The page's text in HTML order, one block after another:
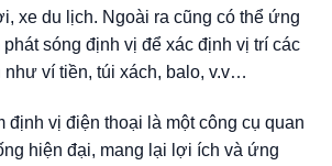
xe du lịch. Ngoài ra cũng có thể ứng
sóng định vị để xác định vị trí các
như ví tiền, túi xách, balo, v.v…
định vị điện thoại là một công cụ quan
hiện đại, mang lại lợi ích và ứng